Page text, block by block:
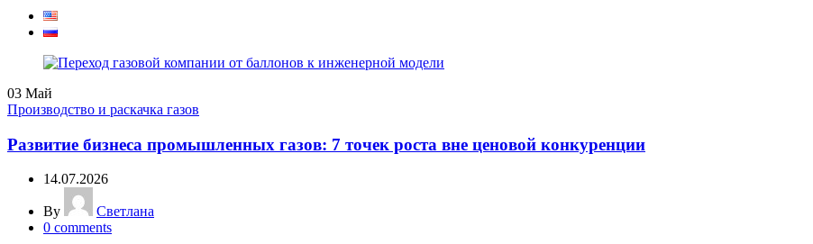
03 Май
Производство и раскачка газов
Развитие бизнеса промышленных газов: 7 точек роста вне ценовой конкуренции
14.07.2026
By
Светлана
0 comments